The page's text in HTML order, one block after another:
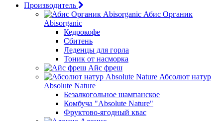
Производитель
Абис Органик
Abisorganic
Кедрокофе
Сбитень
Леденцы для горла
Тоник от насморка
Айс фреш
Абсолют натур
Absolute Nature
Безалкогольное шампанское
Комбуча "Absolute Nature"
Фруктово-ягодный квас